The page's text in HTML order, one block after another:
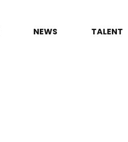
NEWS TALENT